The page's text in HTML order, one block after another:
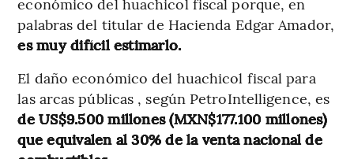
palabras del titular de Hacienda Edgar Amador,
es muy difícil estimarlo.
El daño económico del huachicol fiscal para
las arcas públicas , según PetroIntelligence, es
de US$9.500 millones (MXN$177.100 millones)
que equivalen al 30% de la venta nacional de